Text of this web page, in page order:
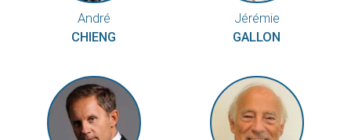
André
CHIENG
Jérémie
GALLON